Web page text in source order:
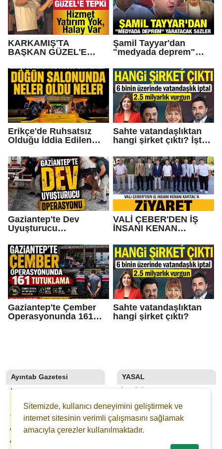
KARKAMIŞ'TA
BAŞKAN GÜZEL'E
Yok, Halay Var
Şamil Tayyar'dan
"medyada deprem"
Erikçe'de Ruhsatsız
Olduğu İddia Edilen
Oldu Neler!
Sahte vatandaşlıktan
hangi şirket çıktı? İşte
Geçen Gaziantepli İş
İnsanları
Gaziantep'te Dev
Uyuşturucu
VALİ ÇEBER'DEN İŞ
İNSANI KENAN
Gaziantep'te Çember
Operasyonunda 161
Sahte vatandaşlıktan
hangi şirket çıktı?
Ayıntab Gazetesi
YAZARLAR
SON DAKİKA
GALERİLER
AYINTAB TV
ANKETLER
YASAL
İLETIŞIM
KÜNYE
YAYIN İLKELERI
KURALLAR
Sitemizde, kullanıcı deneyimini geliştirmek ve
internet sitesinin verimli çalışmasını sağlamak
amacıyla çerezler kullanılmaktadır.